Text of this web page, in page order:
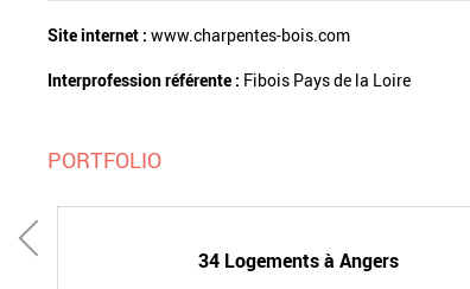
Site internet : www.charpentes-bois.com
Interprofession référente : Fibois Pays de la Loire
PORTFOLIO
34 Logements à Angers